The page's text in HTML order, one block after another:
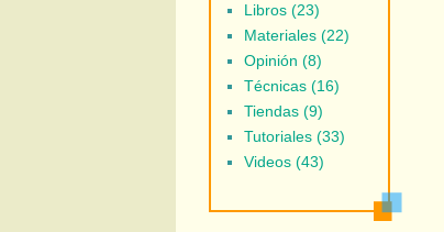
Libros (23)
Materiales (22)
Opinión (8)
Técnicas (16)
Tiendas (9)
Tutoriales (33)
Videos (43)